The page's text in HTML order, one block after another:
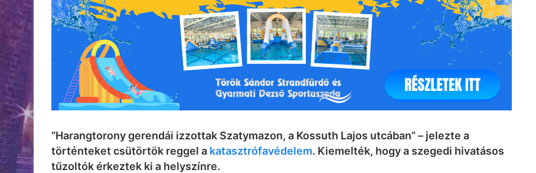
“Harangtorony gerendái izzottak Szatymazon, a Kossuth Lajos utcában” – jelezte a
történteket csütörtök reggel a katasztrófavédelem. Kiemelték, hogy a szegedi hivatásos
tűzoltók érkeztek ki a helyszínre.